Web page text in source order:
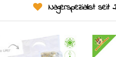
Nagerspezialist seit